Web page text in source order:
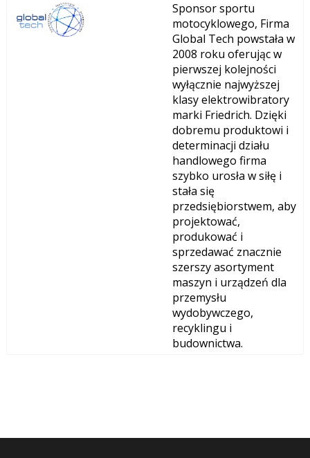
Sponsor sportu
motocyklowego, Firma
Global Tech powstała w
2008 roku oferując w
pierwszej kolejności
wyłącznie najwyższej
klasy elektrowibratory
marki Friedrich. Dzięki
dobremu produktowi i
determinacji działu
handlowego firma
szybko urosła w siłę i
stała się
przedsiębiorstwem, aby
projektować,
produkować i
sprzedawać znacznie
szerszy asortyment
maszyn i urządzeń dla
przemysłu
wydobywczego,
recyklingu i
budownictwa.